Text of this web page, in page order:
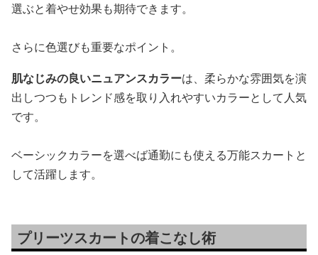
選ぶと着やせ効果も期待できます。
さらに色選びも重要なポイント。
肌なじみの良いニュアンスカラーは、柔らかな雰囲気を演
出しつつもトレンド感を取り入れやすいカラーとして人気
です。
ベーシックカラーを選べば通勤にも使える万能スカートと
して活躍します。
プリーツスカートの着こなし術